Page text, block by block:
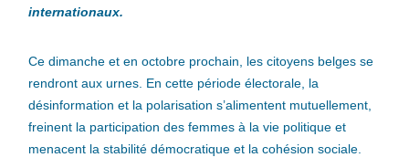
internationaux.
Ce dimanche et en octobre prochain, les citoyens belges se
rendront aux urnes. En cette période électorale, la
désinformation et la polarisation s’alimentent mutuellement,
freinent la participation des femmes à la vie politique et
menacent la stabilité démocratique et la cohésion sociale.